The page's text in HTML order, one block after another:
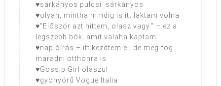
♥sárkányos pulcsi. sárkányos
♥olyan, mintha mindig is itt laktam volna
♥”Először azt hittem, olasz vagy.” – ez a
legszebb bók, amit valaha kaptam
♥naplóírás – itt kezdtem el, de meg fog
maradni otthonra is
♥Gossip Girl olaszul
♥gyönyörű Vogue Italia